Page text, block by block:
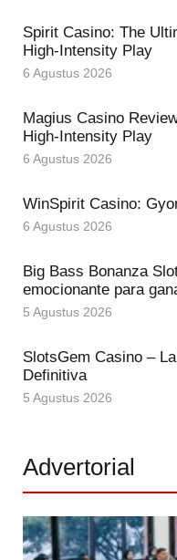
Spirit Casino: The
High‑Intensity Play
6 Agustus 2026
Magius Casino
High‑Intensity Play
6 Agustus 2026
WinSpirit Casino:
6 Agustus 2026
Big Bass Bonanza
emocionante para
5 Agustus 2026
SlotsGem Casino –
Definitiva
5 Agustus 2026
Advertorial